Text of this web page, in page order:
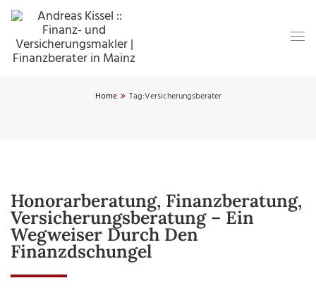
Home Tag:Versicherungsberater
Honorarberatung, Finanzberatung,
Versicherungsberatung – Ein
Wegweiser Durch Den
Finanzdschungel